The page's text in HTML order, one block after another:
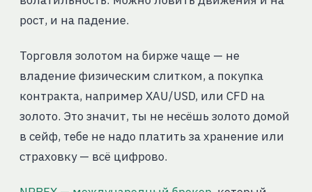
рост, и на падение.
Торговля золотом на бирже чаще — не
владение физическим слитком, а покупка
контракта, например XAU/USD, или CFD на
золото. Это значит, ты не несёшь золото домой
в сейф, тебе не надо платить за хранение или
страховку — всё цифрово.